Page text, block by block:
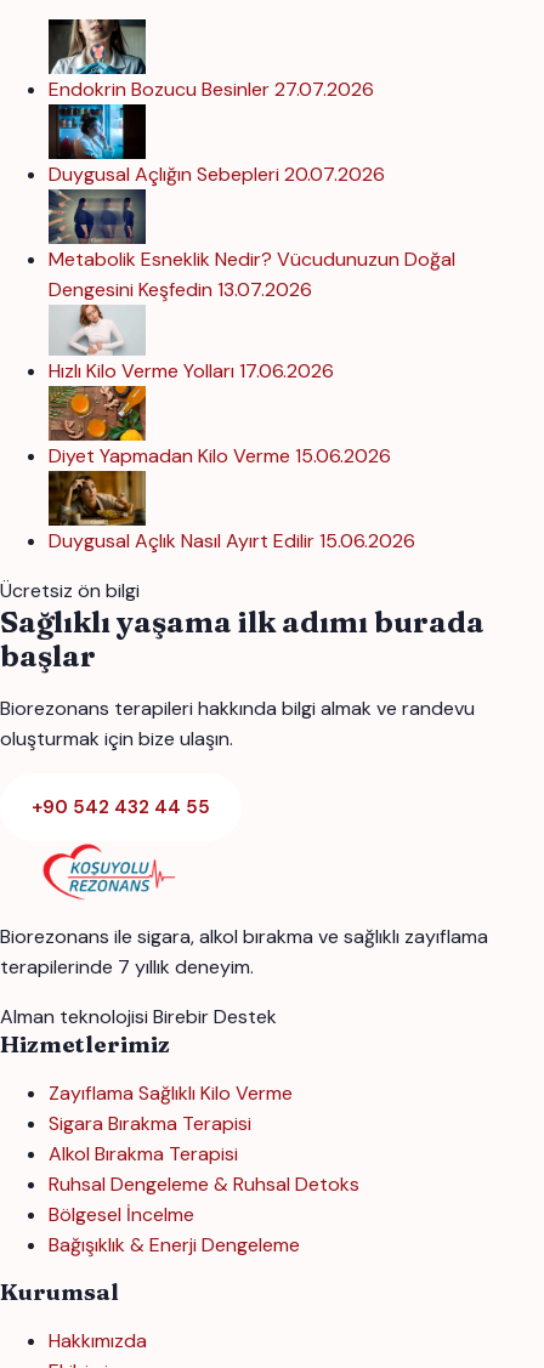
Endokrin Bozucu Besinler27.07.2026
Duygusal Açlığın Sebepleri 20.07.2026
Metabolik Esneklik Nedir? Vücudunuzun Doğal
Dengesini Keşfedin 13.07.2026
Hızlı Kilo Verme Yolları 17.06.2026
Diyet Yapmadan Kilo Verme 15.06.2026
Duygusal Açlık Nasıl Ayırt Edilir15.06.2026
Ücretsiz ön bilgi
Sağlıklı yaşama ilk adımı burada
başlar
Biorezonans terapileri hakkında bilgi almak ve randevu
oluşturmak için bize ulaşın.
+90 542 432 44 55
Biorezonans ile sigara, alkol bırakma ve sağlıklı zayıflama
terapilerinde 7 yıllık deneyim.
Alman teknolojisi Birebir Destek
Hizmetlerimiz
Zayıflama Sağlıklı Kilo Verme
Sigara Bırakma Terapisi
Alkol Bırakma Terapisi
Ruhsal Dengeleme & Ruhsal Detoks
Bölgesel İncelme
Bağışıklık & Enerji Dengeleme
Kurumsal
Hakkımızda